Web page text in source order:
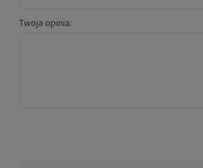
Phuzion HABS BrakePad + śruba
Twoja opinia: